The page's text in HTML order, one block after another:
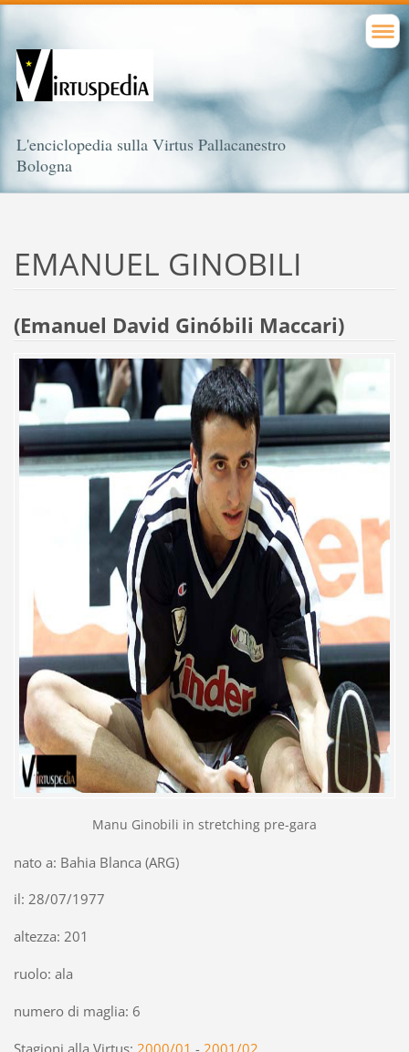
L'enciclopedia sulla Virtus Pallacanestro
Bologna
EMANUEL GINOBILI
(Emanuel David Ginóbili Maccari)
Manu Ginobili in stretching pre-gara
nato a: Bahia Blanca (ARG)
il: 28/07/1977
altezza: 201
ruolo: ala
numero di maglia: 6